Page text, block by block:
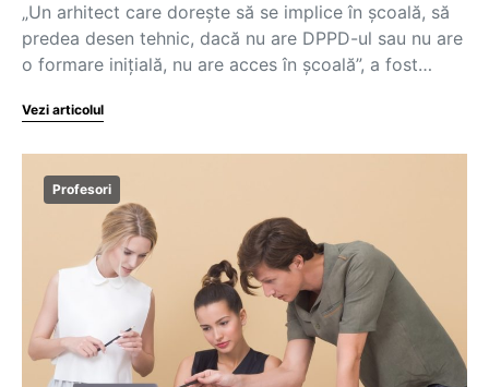
„Un arhitect care dorește să se implice în școală, să
predea desen tehnic, dacă nu are DPPD-ul sau nu are
o formare inițială, nu are acces în școală”, a fost…
Vezi articolul
Profesori